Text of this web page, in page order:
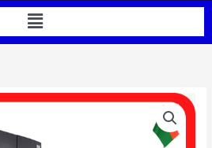
Menu